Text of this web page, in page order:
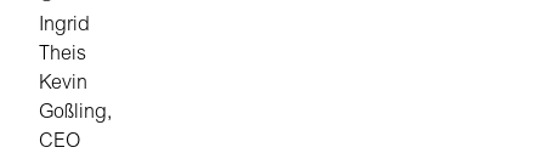
Ingrid
Theis
Kevin
Goßling,
CEO